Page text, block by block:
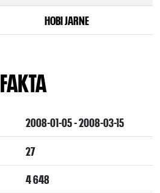
HOBI JARNE
FAKTA
2008-01-05 - 2008-03-15
27
4 648